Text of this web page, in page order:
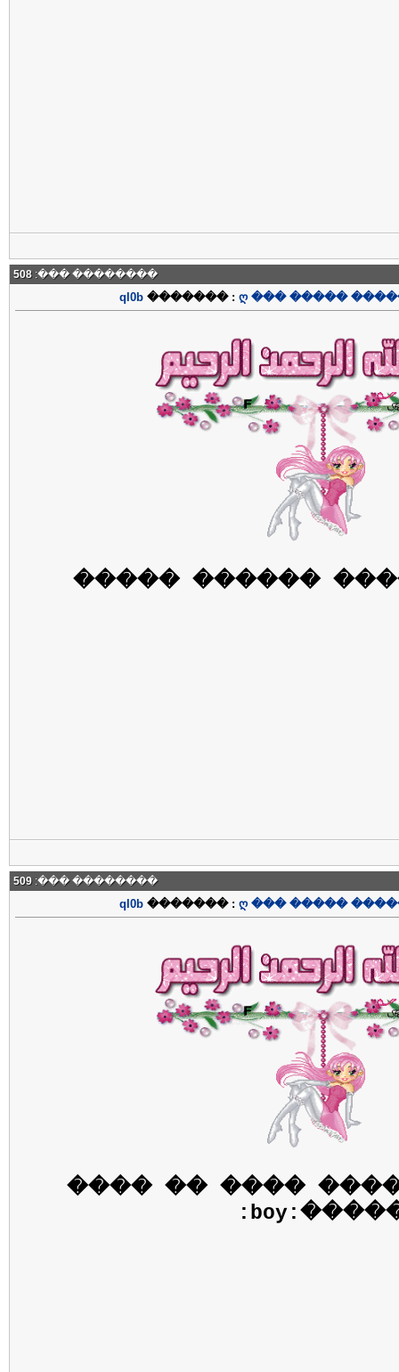
�������� ���:
508
ql0b ������� : ღ ��� �����
���� �� ����
�������� ���:
509
ql0b ������� : ღ ��� �����
����� �� ����